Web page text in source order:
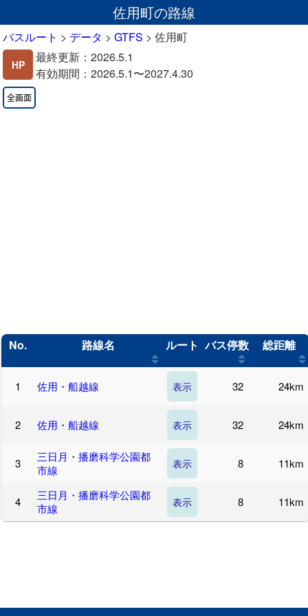
佐用町の路線
バスルート > データ > GTFS > 佐用町
HP
最終更新：2026.5.1
有効期間：2026.5.1〜2027.4.30
No. 路線名 ルート バス停数 総距離
佐用・船越線 表示 32 24km
佐用・船越線 表示 32 24km
三日月・播磨科学公園都
市線
表示 8 11km
三日月・播磨科学公園都
市線
表示 8 11km